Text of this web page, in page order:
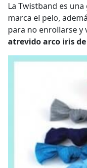
La Twistband es
marca el pelo,
para no enrollarse y
atrevido arco iris